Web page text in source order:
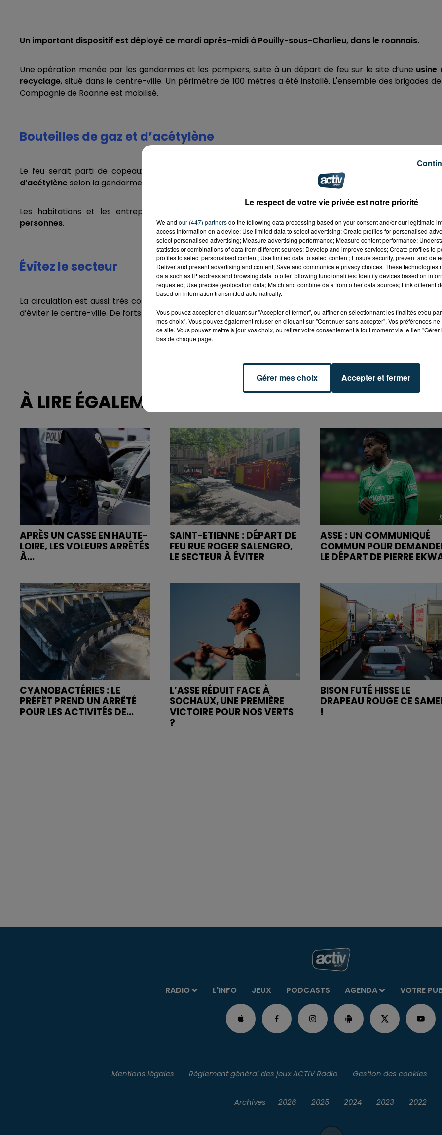
Un important dispositif est déployé ce mardi après-midi à Pouilly-sous-Charlieu, dans le roannais.
Une opération menée par les gendarmes et les pompiers, suite à un départ de feu sur le site d’une usine
recyclage, situé dans le centre-ville. Un périmètre de 100 mètres a été installé. L'ensemble des brigades
Compagnie de Roanne est mobilisé.
Bouteilles de gaz et d’acétylène
Le feu serait parti de copeaux métalliques, avec un
risque de propagation à des bouteilles de gaz
d’acétylèneselon la gendarmerie.
Les habitations et les entreprises alentours ont été évacuées. Cela représente une
personnes.
Évitez le secteur
La circulation est aussi très compliquée ce mardi après-midi, les gendarmes demandent aux
d’éviter le centre-ville. De forts ralentissements sont constatés sur laD482.
À LIRE ÉGALEMENT
APRÈS UN CASSE EN HAUTE-
LOIRE, LES VOLEURS ARRÊTÉS
À...
SAINT-ETIENNE : DÉPART DE
FEU RUE ROGER SALENGRO,
LE SECTEUR À ÉVITER
ASSE : UN COMMUNIQUÉ
COMMUN POUR
LE DÉPART DE PIERRE
CYANOBACTÉRIES : LE
PRÉFÊT PREND UN ARRÊTÉ
POUR LES ACTIVITÉS DE...
L’ASSE RÉDUIT FACE À
SOCHAUX, UNE PREMIÈRE
VICTOIRE POUR NOS VERTS
?
BISON FUTÉ HISSE LE
DRAPEAU ROUGE CE
!
RADIO L'INFO JEUX PODCASTS AGENDA VOTRE
Mentions légales Règlement général des jeux ACTIV Radio Gestion des cookies
Archives 2026 2025 2024 2023 2022
Le respect de votre vie privée est notre priorité
We and our (447) partnersdo the following data processing based on your consent and/or our legitimate
access information on a device; Use limited data to select advertising; Create profiles for personalised
select personalised advertising; Measure advertising performance; Measure content performance;
statistics or combinations of data from different sources; Develop and improve services; Create profiles to
profiles to select personalised content; Use limited data to select content; Ensure security, prevent and
Deliver and present advertising and content; Save and communicate privacy choices. These technologies
data such as IP address and browsing data to offer following functionalities: Identify devices based on
requested; Use precise geolocation data; Match and combine data from other data sources; Link different
based on information transmitted automatically.
Vous pouvez accepter en cliquant sur "Accepter et fermer", ou affiner en sélectionnant les finalités et/ou
mes choix". Vous pouvez également refuser en cliquant sur "Continuer sans accepter". Vos préférences
ce site. Vous pouvez mettre à jour vos choix, ou retirer votre consentement à tout moment via le lien
bas de chaque page.
Gérer mes choix Accepter et fermer